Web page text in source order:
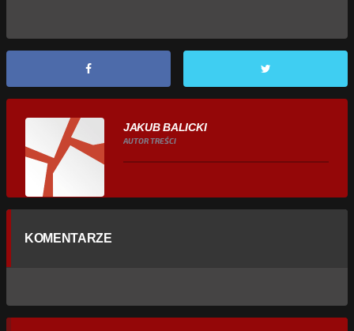
JAKUB BALICKI
AUTOR TREŚCI
KOMENTARZE